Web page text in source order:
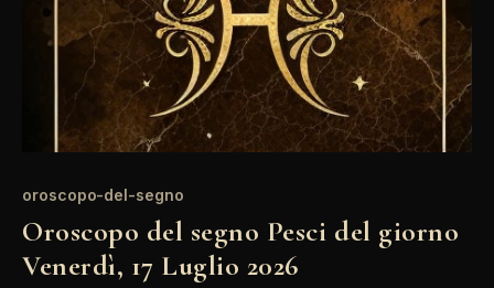
oroscopo-del-segno
Oroscopo del segno Pesci del giorno
Venerdì, 17 Luglio 2026